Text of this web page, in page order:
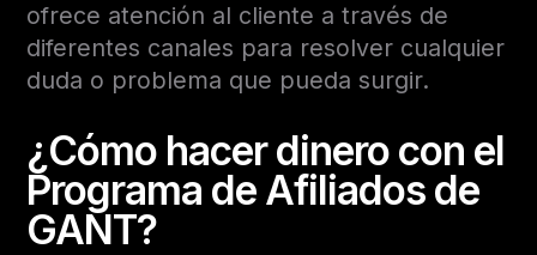
ofrece atención al cliente a través de
diferentes canales para resolver cualquier
duda o problema que pueda surgir.
¿Cómo hacer dinero con el
Programa de Afiliados de
GANT?